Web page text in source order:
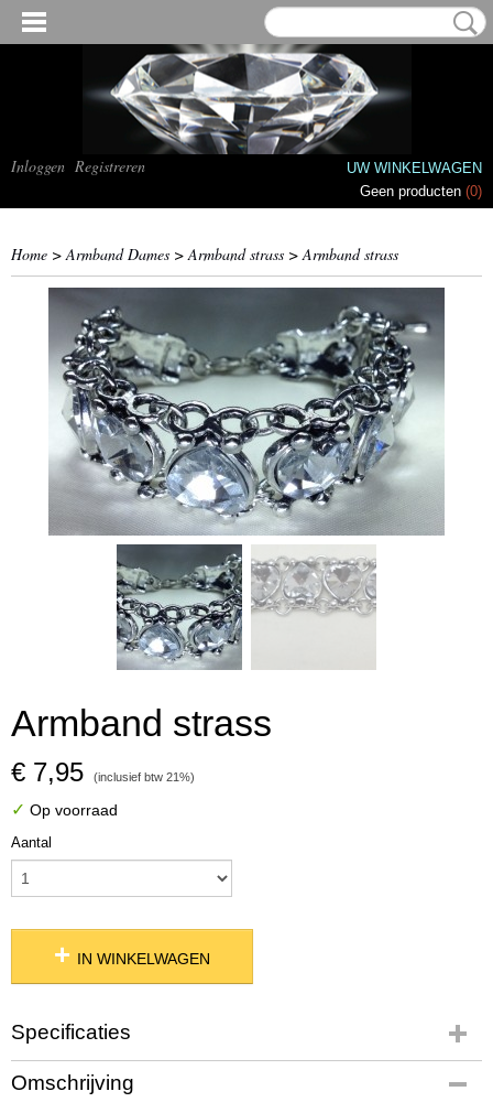
Inloggen Registreren
UW WINKELWAGEN
Geen producten (0)
Home >Armband Dames >Armband strass >Armband strass
Armband strass
€ 7,95 (inclusief btw 21%)
✓ Op voorraad
Aantal
IN WINKELWAGEN
Specificaties
Productcode
01083
Omschrijving